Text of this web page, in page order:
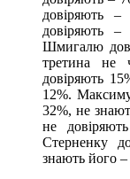
довіряють
довіряють
Шмигалю
третина не
довіряють
12%.
32%, не
не
Стерненку
знають його –